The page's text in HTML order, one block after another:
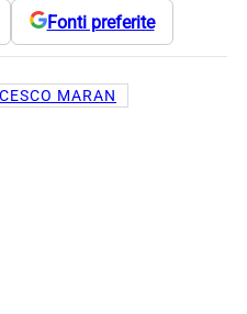
Fonti preferite
MARAN